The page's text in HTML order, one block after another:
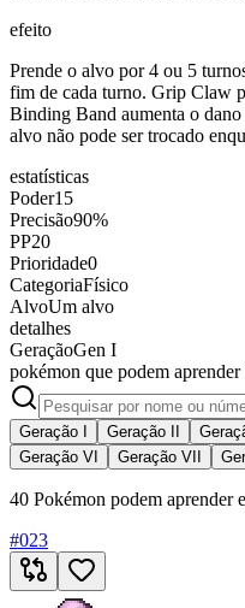
efeito
Prende o alvo por 4 ou 5
fim de cada turno. Grip Claw
Binding Band aumenta o
alvo não pode ser trocado
estatísticas
Poder15
Precisão90%
PP20
Prioridade0
CategoriaFísico
AlvoUm alvo
detalhes
GeraçãoGen I
pokémon que podem aprender
Geração I Geração II
Geração VI
Geração VII
40 Pokémon podem aprender
#023